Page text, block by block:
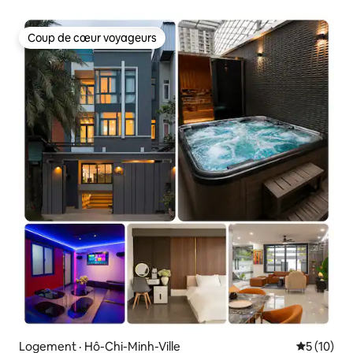
Coup de cœur voyageurs
Coup de cœur voyageurs
Logement · Hô-Chi-Minh-Ville Note
5 (10)